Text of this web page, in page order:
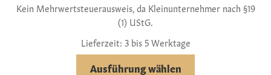
Kein Mehrwertsteuerausweis, da Kleinunternehmer nach §19
(1) UStG.
Lieferzeit: 3 bis 5 Werktage
Ausführung wählen